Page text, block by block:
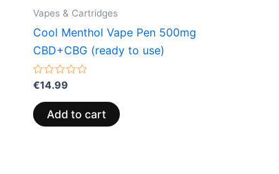
Vapes & Cartridges
Cool Menthol Vape Pen 500mg
CBD+CBG (ready to use)
Rated
0
out
of
5
€14.99
Add to cart